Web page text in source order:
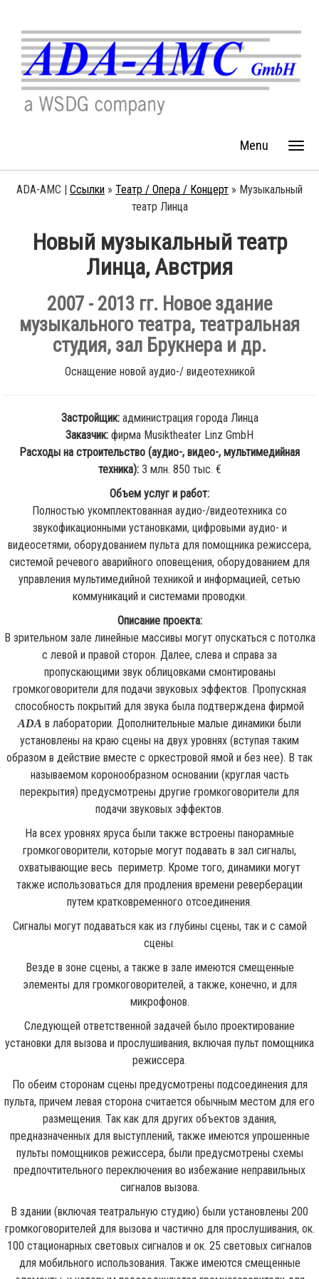
Menu
ADA-AMC | Ссылки » Театр / Опера / Концерт » Музыкальный
театр Линца
Новый музыкальный театр
Линца, Австрия
2007 - 2013 гг. Новое здание
музыкального театра, театральная
студия, зал Брукнера и др.
Оснащение новой аудио-/ видеотехникой
Застройщик:администрация города Линца
Заказчик: фирма Musiktheater Linz GmbH
Расходы на строительство (аудио-, видео-, мультимедийная
техника):3 млн. 850 тыс. €
Объем услуг и работ:
Полностью укомплектованная аудио-/видеотехника со
звукофикационными установками, цифровыми аудио- и
видеосетями, оборудованием пульта для помощника режиссера,
системой речевого аварийного оповещения, оборудованием для
управления мультимедийной техникой и информацией, сетью
коммуникаций и системами проводки.
Описание проекта:
В зрительном зале линейные массивы могут опускаться с потолка
с левой и правой сторон. Далее, слева и справа за
пропускающими звук облицовками смонтированы
громкоговорители для подачи звуковых эффектов. Пропускная
способность покрытий для звука была подтверждена фирмой
ADA в лаборатории. Дополнительные малые динамики были
установлены на краю сцены на двух уровнях (вступая таким
образом в действие вместе с оркестровой ямой и без нее). В так
называемом коронообразном основании (круглая часть
перекрытия) предусмотрены другие громкоговорители для
подачи звуковых эффектов.
На всех уровнях яруса были также встроены панорамные
громкоговорители, которые могут подавать в зал сигналы,
охватывающие весь периметр. Кроме того, динамики могут
также использоваться для продления времени реверберации
путем кратковременного отсоединения.
Сигналы могут подаваться как из глубины сцены, так и с самой
сцены.
Везде в зоне сцены, а также в зале имеются смещенные
элементы для громкоговорителей, а также, конечно, и для
микрофонов.
Следующей ответственной задачей было проектирование
установки для вызова и прослушивания, включая пульт помощника
режиссера.
По обеим сторонам сцены предусмотрены подсоединения для
пульта, причем левая сторона считается обычным местом для его
размещения. Так как для других объектов здания,
предназначенных для выступлений, также имеются упрошенные
пульты помощников режиссера, были предусмотрены схемы
предпочтительного переключения во избежание неправильных
сигналов вызова.
В здании (включая театральную студию) были установлены 200
громкоговорителей для вызова и частично для прослушивания, ок.
100 стационарных световых сигналов и ок. 25 световых сигналов
для мобильного использования. Также имеются смещенные